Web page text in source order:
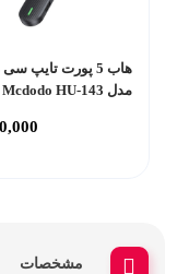
هاب 5 پورت تایپ
مدل Mcdodo HU-143
مشخصات